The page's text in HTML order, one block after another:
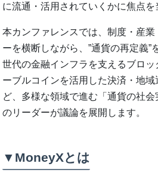
に流通・活用されていくかに焦点を
本カンファレンスでは、制度・産
ーを横断しながら、”通貨の再定義”
世代の金融インフラを支えるブロ
ーブルコインを活用した決済・地
ど、多様な領域で進む「通貨の社
のリーダーが議論を展開します。
▼MoneyXとは